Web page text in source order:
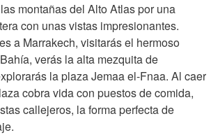
montañas del Alto Atlas por una
con unas vistas impresionantes.
a Marrakech, visitarás el hermoso
verás la alta mezquita de
la plaza Jemaa el-Fnaa. Al caer
cobra vida con puestos de comida,
callejeros, la forma perfecta de